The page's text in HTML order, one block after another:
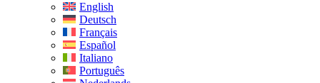
English
Deutsch
Français
Español
Italiano
Português